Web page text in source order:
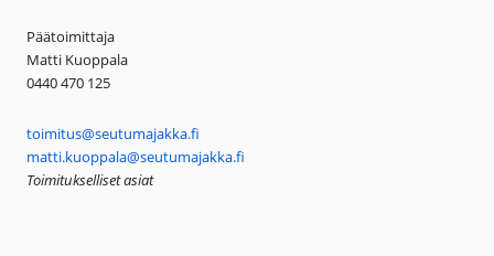
Päätoimittaja
Matti Kuoppala
0440 470 125
toimitus@seutumajakka.fi
matti.kuoppala@seutumajakka.fi
Toimitukselliset asiat